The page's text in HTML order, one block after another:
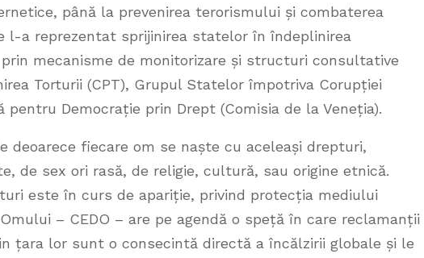
până la prevenirea terorismului și combaterea
l-a reprezentat sprijinirea statelor în îndeplinirea
mecanisme de monitorizare și structuri consultative
Torturii (CPT), Grupul Statelor împotriva Corupției
pentru Democrație prin Drept (Comisia de la Veneția).
deoarece fiecare om se naște cu aceleași drepturi,
de sex ori rasă, de religie, cultură, sau origine etnică.
este în curs de apariție, privind protecția mediului
– CEDO – are pe agendă o speță în care reclamanții
țara lor sunt o consecintă directă a încălzirii globale și le